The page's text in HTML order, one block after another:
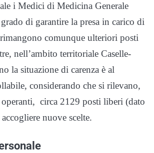
i Medici di Medicina Generale
di garantire la presa in carico di
comunque ulteriori posti
nell’ambito territoriale Caselle-
la situazione di carenza è al
considerando che si rilevano,
circa 2129 posti liberi (dato
nuove scelte.